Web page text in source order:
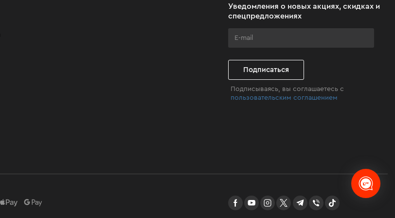
Уведомления о новых акциях, скидках и
спецпредложениях
Подписаться
Подписываясь, вы соглашаетесь с
пользовательским соглашением
facebookyoutubeinstagramtwittertelegram
Viber TikTok